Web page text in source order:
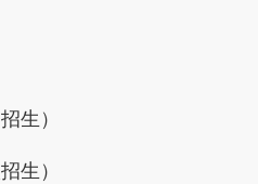
生）
生）